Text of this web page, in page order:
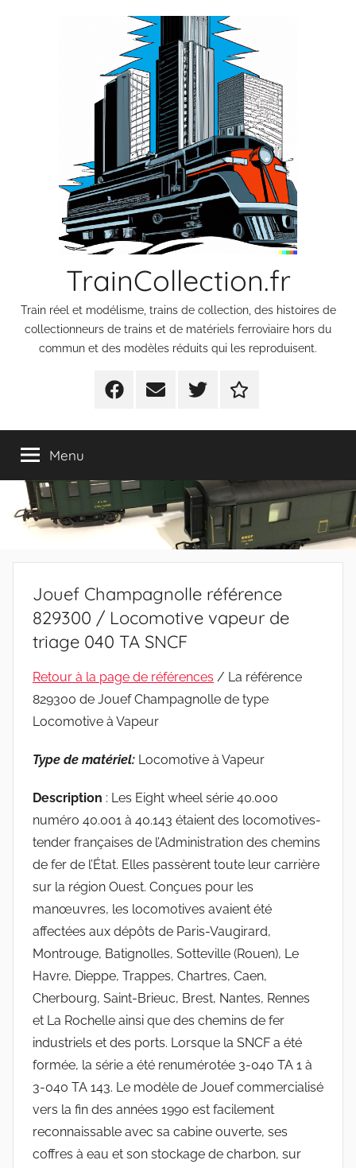
TrainCollection.fr
Train réel et modélisme, trains de collection, des histoires de
collectionneurs de trains et de matériels ferroviaire hors du
commun et des modèles réduits qui les reproduisent.
Facebook
E-
Twitter
Politique
cookies
Menu
Jouef Champagnolle référence
829300 / Locomotive vapeur de
triage 040 TA SNCF
Retour à la page de références / La référence
829300 de Jouef Champagnolle de type
Locomotive à Vapeur
Type de matériel: Locomotive à Vapeur
Description : Les Eight wheel série 40.000
numéro 40.001 à 40.143 étaient des locomotives-
tender françaises de l’Administration des chemins
de fer de l’État. Elles passèrent toute leur carrière
sur la région Ouest. Conçues pour les
manœuvres, les locomotives avaient été
affectées aux dépôts de Paris-Vaugirard,
Montrouge, Batignolles, Sotteville (Rouen), Le
Havre, Dieppe, Trappes, Chartres, Caen,
Cherbourg, Saint-Brieuc, Brest, Nantes, Rennes
et La Rochelle ainsi que des chemins de fer
industriels et des ports. Lorsque la SNCF a été
formée, la série a été renumérotée 3-040 TA 1 à
3-040 TA 143. Le modèle de Jouef commercialisé
vers la fin des années 1990 est facilement
reconnaissable avec sa cabine ouverte, ses
coffres à eau et son stockage de charbon, sur